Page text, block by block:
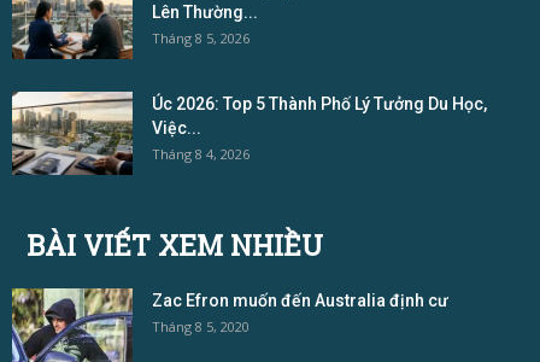
Lên Thường...
Tháng 8 5, 2026
Úc 2026: Top 5 Thành Phố Lý Tưởng Du Học,
Việc...
Tháng 8 4, 2026
BÀI VIẾT XEM NHIỀU
Zac Efron muốn đến Australia định cư
Tháng 8 5, 2020